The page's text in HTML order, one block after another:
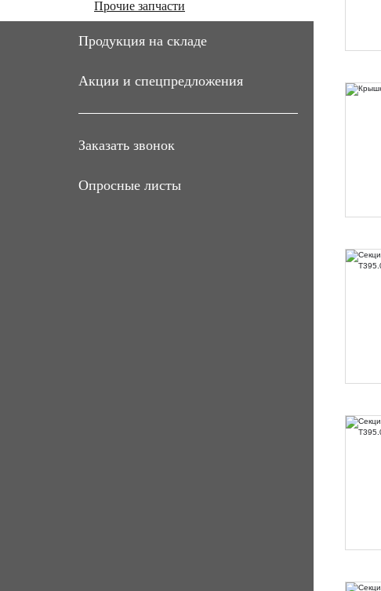
Прочие запчасти
Продукция на складе
Акции и спецпредложения
Заказать звонок
Опросные листы